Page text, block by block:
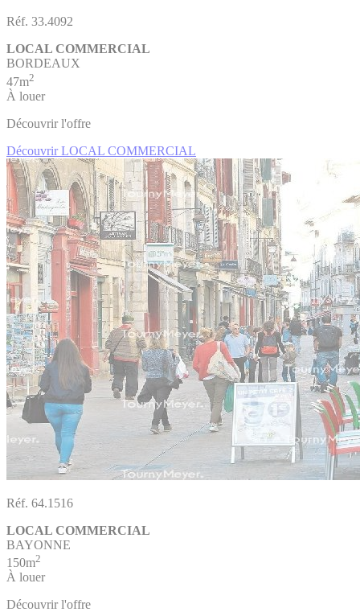
Réf. 33.4092
LOCAL COMMERCIAL
BORDEAUX
47m2
À louer
Découvrir l'offre
Découvrir LOCAL COMMERCIAL
Réf. 64.1516
LOCAL COMMERCIAL
BAYONNE
150m2
À louer
Découvrir l'offre